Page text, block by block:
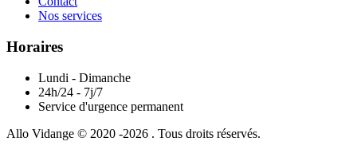
Nos services
Horaires
Lundi - Dimanche
24h/24 - 7j/7
Service d'urgence permanent
Allo Vidange © 2020 -2026 . Tous droits réservés.